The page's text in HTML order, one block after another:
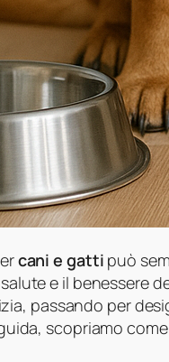
cani e gatti può
e il benessere
passando per
scopriamo